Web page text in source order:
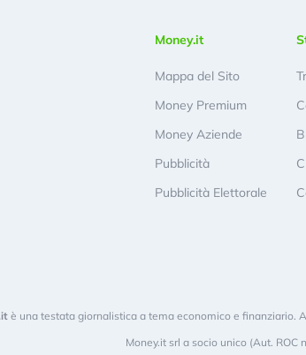
Money.it
Mappa del Sito
Money Premium
Money Aziende
Pubblicità
Pubblicità Elettorale
è una testata giornalistica a tema economico e finanziario.
Money.it srl a socio unico (Aut. ROC